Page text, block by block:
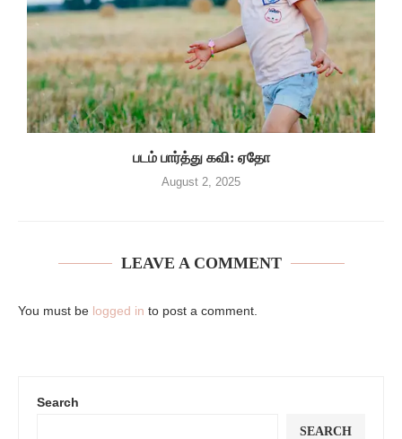
படம் பார்த்து கவி: ஏதோ
August 2, 2025
LEAVE A COMMENT
You must be logged in to post a comment.
Search
SEARCH